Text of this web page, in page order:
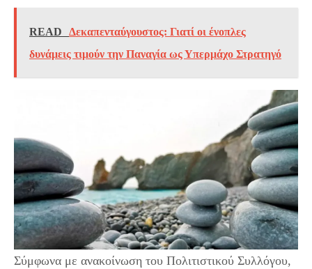
READ
Δεκαπενταύγουστος: Γιατί οι ένοπλες
δυνάμεις τιμούν την Παναγία ως Υπερμάχο Στρατηγό
Σύμφωνα με ανακοίνωση του Πολιτιστικού Συλλόγου,